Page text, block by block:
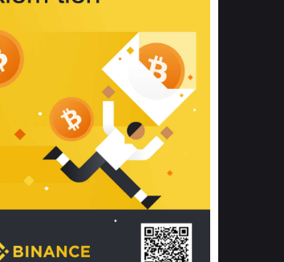
tế còn giúp ngăn ngừa tình trạng kích
khuẩn và nấm mốc trong điều kiện
thời tiết nóng ẩm. Bạn có thể tìm hiểu
thêm các nghiên cứu khoa học về tác
động của giấc ngủ và môi trường
phòng ngủ đối với sức khỏe con
người tại Sleep Foundation (External
Link) để có cái nhìn toàn diện hơn.
2. Các tiêu chí vàng khi lựa chọn
chăn ga gối đệm cao cấp cho phòng
ngủ
Để sở hữu một bộ chăn ga gối đệm
cao cấp hoàn hảo cả về thẩm mỹ lẫn
công năng, người tiêu dùng cần cân
nhắc kỹ lưỡng các tiêu chí quan trọng